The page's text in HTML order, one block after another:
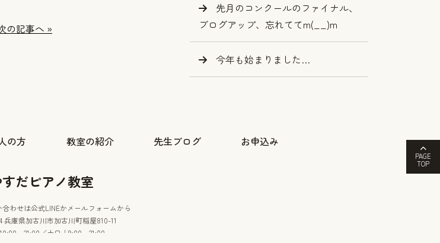
の記事へ »
先月のコンクールのファイナル、
ブログアップ、忘れててm(__)m
今年も始まりました…
PAGE
TOP
の方 教室の紹介 先生ブログ お申込み
だピアノ教室
わせは公式LINEかメールフォームから
兵庫県加古川市加古川町稲屋810-11
～21:00／土日｜9:00～21:00